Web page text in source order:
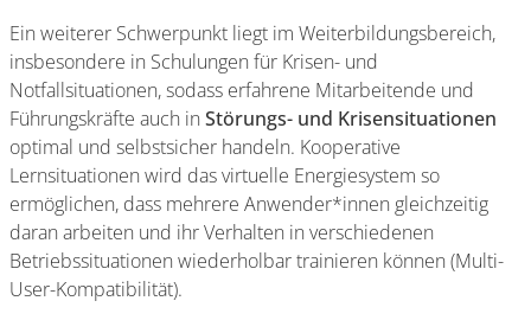
Ein weiterer Schwerpunkt liegt im Weiterbildungsbereich,
insbesondere in Schulungen für Krisen- und
Notfallsituationen, sodass erfahrene Mitarbeitende und
Führungskräfte auch in Störungs- und Krisensituationen
optimal und selbstsicher handeln. Kooperative
Lernsituationen wird das virtuelle Energiesystem so
ermöglichen, dass mehrere Anwender*innen gleichzeitig
daran arbeiten und ihr Verhalten in verschiedenen
Betriebssituationen wiederholbar trainieren können (Multi-
User-Kompatibilität).